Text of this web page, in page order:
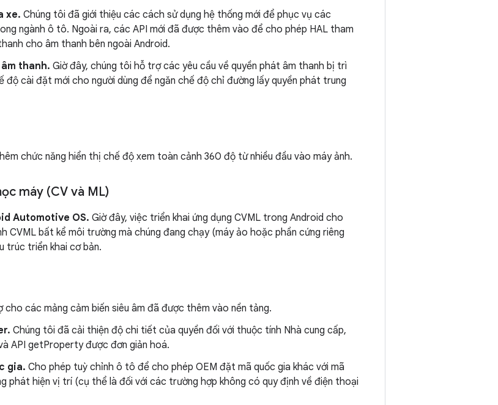
xe. Chúng tôi đã giới thiệu các cách sử dụng hệ thống mới để phục vụ các
ngành ô tô. Ngoài ra, các API mới đã được thêm vào để cho phép HAL tham
cho âm thanh bên ngoài Android.
thanh. Giờ đây, chúng tôi hỗ trợ các yêu cầu về quyền phát âm thanh bị trì
độ cài đặt mới cho người dùng để ngăn chế độ chỉ đường lấy quyền phát trung
chức năng hiển thị chế độ xem toàn cảnh 360 độ từ nhiều đầu vào máy ảnh.
máy (CV và ML)
Automotive OS. Giờ đây, việc triển khai ứng dụng CVML trong Android cho
CVML bất kể môi trường mà chúng đang chạy (máy ảo hoặc phần cứng riêng
triển khai cơ bản.
cho các mảng cảm biến siêu âm đã được thêm vào nền tảng.
Chúng tôi đã cải thiện độ chi tiết của quyền đối với thuộc tính Nhà cung cấp,
API getProperty được đơn giản hoá.
gia. Cho phép tuỳ chỉnh ô tô để cho phép OEM đặt mã quốc gia khác với mã
phát hiện vị trí (cụ thể là đối với các trường hợp không có quy định về điện thoại